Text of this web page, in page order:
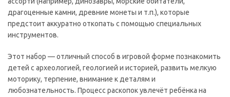
драгоценные камни, древние монеты и т.п.), которые
предстоит аккуратно откопать с помощью специальных
инструментов.
Этот набор — отличный способ в игровой форме познакомить
детей с археологией, геологией и историей, развить мелкую
моторику, терпение, внимание к деталям и
любознательность. Процесс раскопок увлечёт ребёнка на